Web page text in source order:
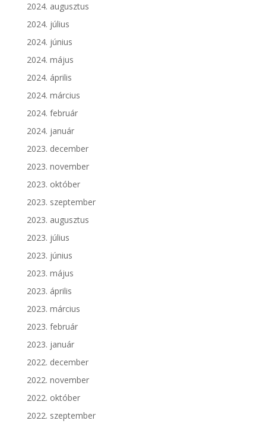
2024. augusztus
2024. július
2024. június
2024. május
2024. április
2024. március
2024. február
2024. január
2023. december
2023. november
2023. október
2023. szeptember
2023. augusztus
2023. július
2023. június
2023. május
2023. április
2023. március
2023. február
2023. január
2022. december
2022. november
2022. október
2022. szeptember